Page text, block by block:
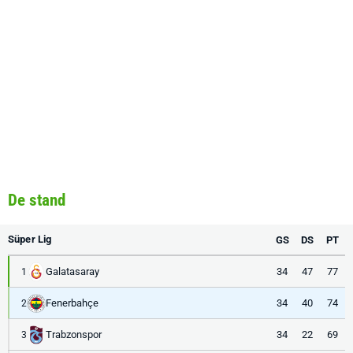
De stand
Süper Lig GS DS PT
1 Galatasaray 34 47 77
2 Fenerbahçe 34 40 74
3 Trabzonspor 34 22 69